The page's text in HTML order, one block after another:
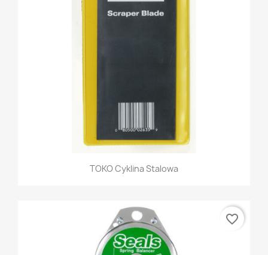
TOKO Cyklina Stalowa
favorite_border